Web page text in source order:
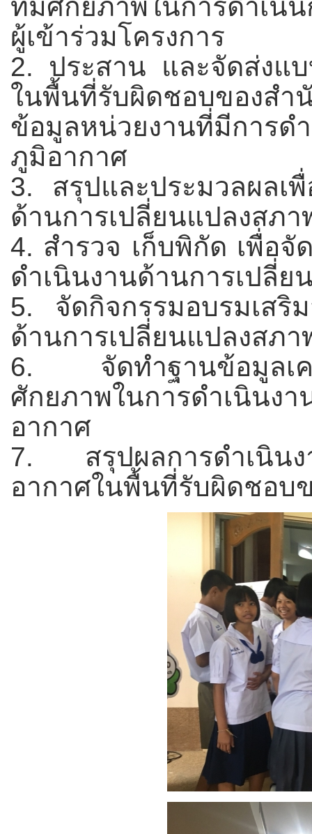
ที่มีศักยภาพในการดำเนิ
ผู้เข้าร่วมโครงการ
2. ประสาน และจัดส่งแ
ในพื้นที่รับผิดชอบของส
ข้อมูลหน่วยงานที่มีการด
ภูมิอากาศ
3. สรุปและประมวลผลเ
ด้านการเปลี่ยนแปลงสภ
4. สำรวจ เก็บพิกัด เพื่อ
ดำเนินงานด้านการเปลี่
5. จัดกิจกรรมอบรมเส
ด้านการเปลี่ยนแปลงสภ
6. จัดทำฐานข้อมูลเครื
ศักยภาพในการดำเนินง
อากาศ
7. สรุปผลการดำเนินง
อากาศในพื้นที่รับผิดชอบ